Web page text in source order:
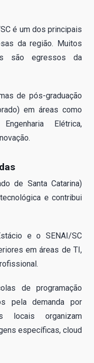
é um dos principais
da região. Muitos
são egressos da
de pós-graduação
em áreas como
Elétrica,
de Santa Catarina)
e contribui
e o SENAI/SC
em áreas de TI,
de programação
pela demanda por
locais organizam
específicas, cloud